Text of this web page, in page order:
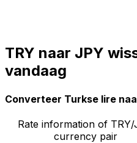
TRY naar JPY
vandaag
Converteer Turkse lire
Rate information of TRY/
currency pair